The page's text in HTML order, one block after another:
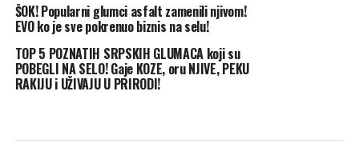
ŠOK! Popularni glumci asfalt zamenili njivom!
EVO ko je sve pokrenuo biznis na selu!
TOP 5 POZNATIH SRPSKIH GLUMACA koji su
POBEGLI NA SELO! Gaje KOZE, oru NJIVE, PEKU
RAKIJU i UŽIVAJU U PRIRODI!